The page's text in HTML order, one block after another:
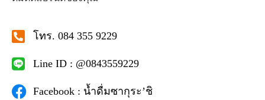
โทร. 084 355 9229
Line ID : @0843559229
Facebook : น้ำดื่มซากุระ’ชิ